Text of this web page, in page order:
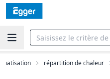
répartition de chaleur